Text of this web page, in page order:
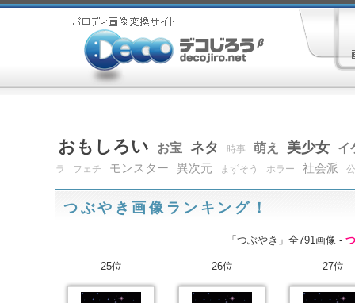
おもしろい お宝 ネタ 時事 萌え 美少女 イ
ラ フェチ モンスター 異次元 まずそう ホラー 社会派
つぶやき画像ランキング！
「つぶやき」全791画像 -
25位 26位 27位